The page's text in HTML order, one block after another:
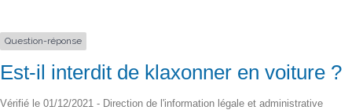
Question-réponse
Est-il interdit de klaxonner en voiture ?
Vérifié le 01/12/2021 - Direction de l'information légale et administrative